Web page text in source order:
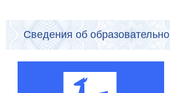
Сведения об